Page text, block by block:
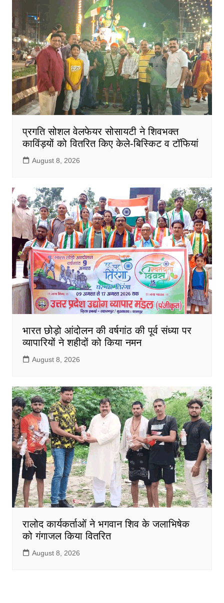
प्रगति सोशल वेलफेयर सोसायटी ने शिवभक्त
काविंड़यों को वितरित किए केले-बिस्किट व टॉफियां
August 8, 2026
भारत छोड़ो आंदोलन की वर्षगांठ की पूर्व संध्या पर
व्यापारियों ने शहीदों को किया नमन
August 8, 2026
रालोद कार्यकर्ताओं ने भगवान शिव के जलाभिषेक
को गंगाजल किया वितरित
August 8, 2026